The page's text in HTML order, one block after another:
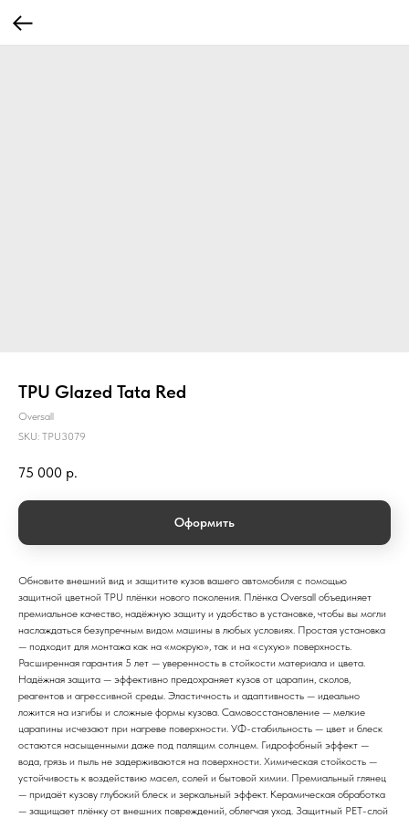
TPU Glazed Tata Red
Oversall
SKU: TPU3079
75 000 р.
Оформить
Обновите внешний вид и защитите кузов вашего автомобиля с помощью
защитной цветной TPU плёнки нового поколения. Плёнка Oversall объединяет
премиальное качество, надёжную защиту и удобство в установке, чтобы вы могли
наслаждаться безупречным видом машины в любых условиях. Простая установка
— подходит для монтажа как на «мокрую», так и на «сухую» поверхность.
Расширенная гарантия 5 лет — уверенность в стойкости материала и цвета.
Надёжная защита — эффективно предохраняет кузов от царапин, сколов,
реагентов и агрессивной среды. Эластичность и адаптивность — идеально
ложится на изгибы и сложные формы кузова. Самовосстановление — мелкие
царапины исчезают при нагреве поверхности. УФ-стабильность — цвет и блеск
остаются насыщенными даже под палящим солнцем. Гидрофобный эффект —
вода, грязь и пыль не задерживаются на поверхности. Химическая стойкость —
устойчивость к воздействию масел, солей и бытовой химии. Премиальный глянец
— придаёт кузову глубокий блеск и зеркальный эффект. Керамическая обработка
— защищает плёнку от внешних повреждений, облегчая уход. Защитный PET-слой